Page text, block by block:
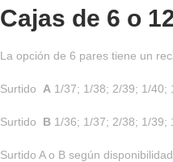
Cajas de 6 o
La opción de 6 pares tiene un
Surtido A 1/37; 1/38; 2/39; 1/40;
Surtido B 1/36; 1/37; 2/38; 1/39;
Surtido A o B según disponibilidad